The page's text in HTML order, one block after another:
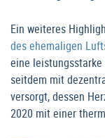
Ein weiteres
des ehemaligen
eine leistungsstarke
seitdem mit
versorgt, dessen
2020 mit einer